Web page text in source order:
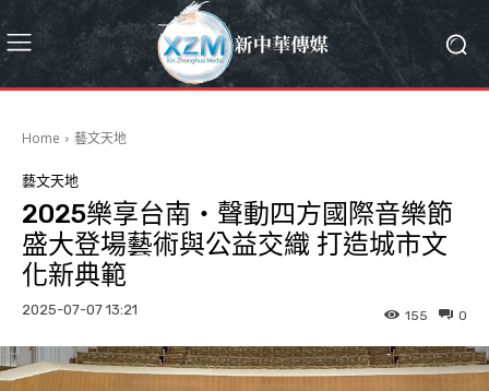
Home 藝文天地
藝文天地
2025樂享台南・聲動四方國際音樂節
盛大登場藝術與公益交織 打造城市文
化新典範
2025-07-07 13:21 0
155